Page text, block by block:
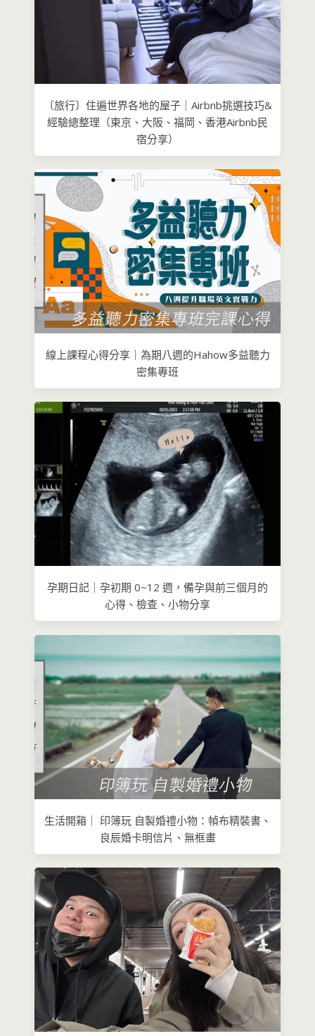
〔旅行〕住遍世界各地的屋子｜Airbnb挑選技巧&
經驗總整理（東京、大阪、福岡、香港Airbnb民
宿分享）
線上課程心得分享｜為期八週的Hahow多益聽力
密集專班
孕期日記｜孕初期 0~12 週，備孕與前三個月的
心得、檢查、小物分享
生活開箱｜ 印簿玩 自製婚禮小物：幀布精裝書、
良辰婚卡明信片、無框畫